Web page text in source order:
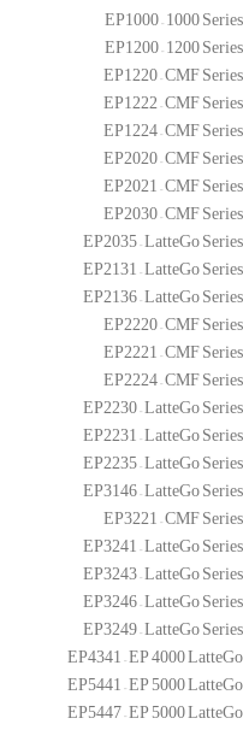
EP1000 – 1000 Series
EP1200 – 1200 Series
EP1220 – CMF Series
EP1222 – CMF Series
EP1224 – CMF Series
EP2020 – CMF Series
EP2021 – CMF Series
EP2030 – CMF Series
EP2035 – LatteGo Series
EP2131 – LatteGo Series
EP2136 – LatteGo Series
EP2220 – CMF Series
EP2221 – CMF Series
EP2224 – CMF Series
EP2230 – LatteGo Series
EP2231 – LatteGo Series
EP2235 – LatteGo Series
EP3146 – LatteGo Series
EP3221 – CMF Series
EP3241 – LatteGo Series
EP3243 – LatteGo Series
EP3246 – LatteGo Series
EP3249 – LatteGo Series
EP4341 – EP 4000 LatteGo
EP5441 – EP 5000 LatteGo
EP5447 – EP 5000 LatteGo